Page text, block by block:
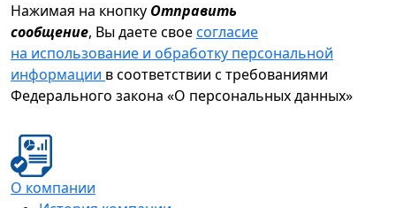
Нажимая на кнопку Отправить
сообщение, Вы даете своесогласие
на использование и обработку персональной
информации в соответствии с требованиями
Федерального закона «О персональных данных»
О компании